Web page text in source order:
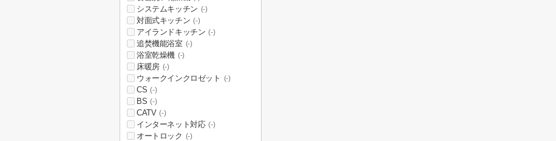
システムキッチン (-)
対面式キッチン (-)
アイランドキッチン (-)
追焚機能浴室 (-)
浴室乾燥機 (-)
床暖房 (-)
ウォークインクロゼット (-)
CS (-)
BS (-)
CATV (-)
インターネット対応 (-)
オートロック (-)